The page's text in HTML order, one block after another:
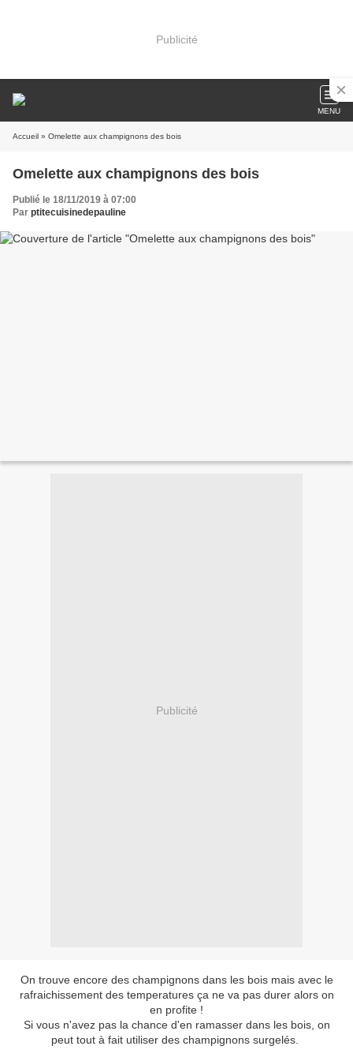
Publicité
MENU
Accueil » Omelette aux champignons des bois
Omelette aux champignons des bois
Publié le 18/11/2019 à 07:00
Par ptitecuisinedepauline
Publicité
On trouve encore des champignons dans les bois mais avec le
rafraichissement des temperatures ça ne va pas durer alors on
en profite !
Si vous n'avez pas la chance d'en ramasser dans les bois, on
peut tout à fait utiliser des champignons surgelés.